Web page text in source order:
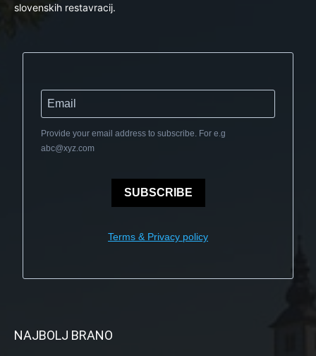
slovenskih restavracij.
Provide your email address to subscribe. For e.g
abc@xyz.com
SUBSCRIBE
Terms & Privacy policy
NAJBOLJ BRANO